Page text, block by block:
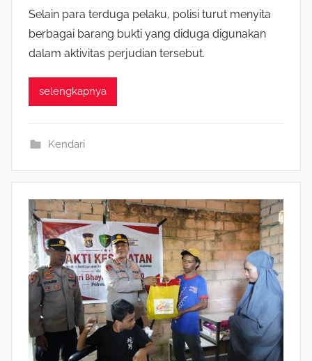
Selain para terduga pelaku, polisi turut menyita
berbagai barang bukti yang diduga digunakan
dalam aktivitas perjudian tersebut.
selengkapnya
Kendari